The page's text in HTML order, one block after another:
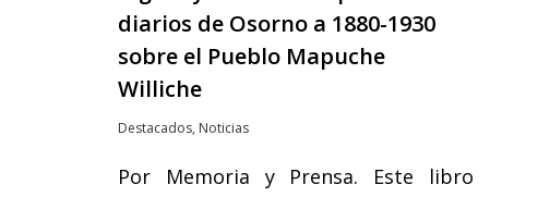
diarios de Osorno a 1880-1930
sobre el Pueblo Mapuche
Williche
Destacados, Noticias
Por Memoria y Prensa. Este libro